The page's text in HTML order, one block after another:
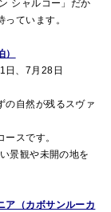
シャルコー」だか
ています。
日、7月28日
の自然が残るスヴァ
スです。
景観や未開の地を
ア（カボサンルーカ